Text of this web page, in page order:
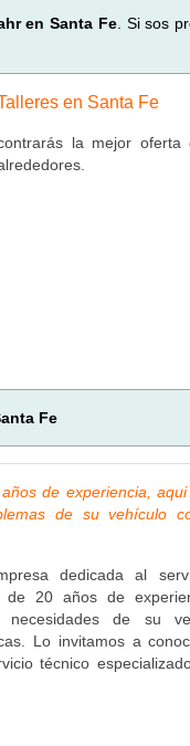
en Santa Fe. Si sos
en Santa Fe
la mejor oferta
Fe
de experiencia,
de su vehículo
dedicada al
20 años de
de su
Lo invitamos a
técnico